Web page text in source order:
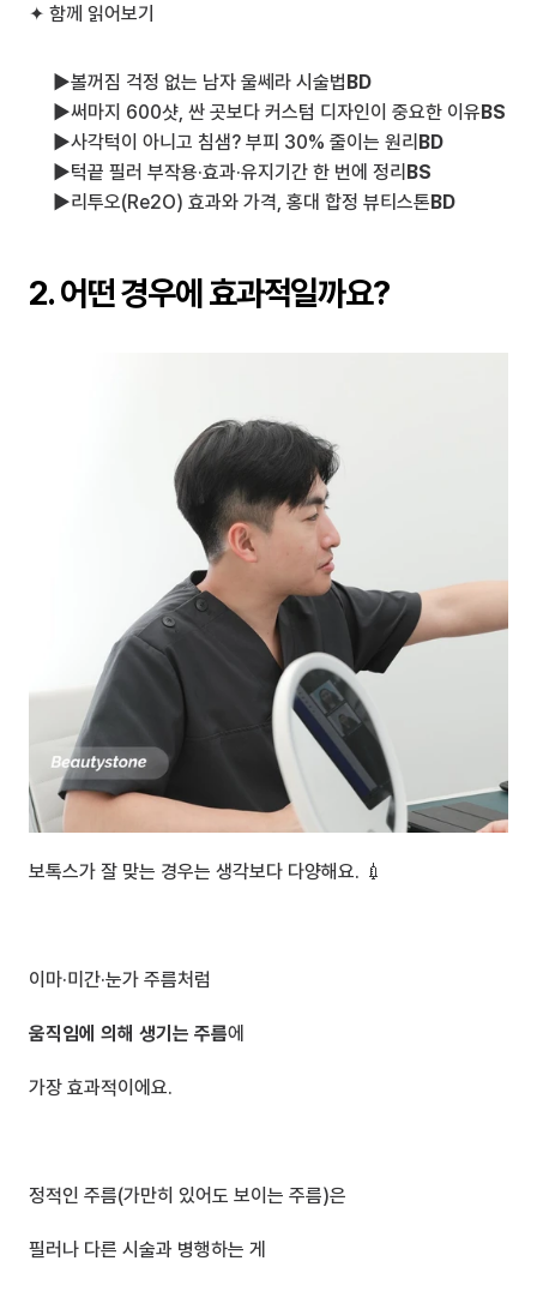
✦ 함께 읽어보기
▶볼꺼짐 걱정 없는 남자 울쎄라 시술법BD
▶써마지 600샷, 싼 곳보다 커스텀 디자인이 중요한 이유BS
▶사각턱이 아니고 침샘? 부피 30% 줄이는 원리 BD
▶턱끝 필러 부작용·효과·유지기간 한 번에 정리 BS
▶리투오(Re2O) 효과와 가격, 홍대 합정 뷰티스톤BD
2. 어떤 경우에 효과적일까요?
보톡스가 잘 맞는 경우는 생각보다 다양해요. 💉
이마·미간·눈가 주름처럼
움직임에 의해 생기는 주름에
가장 효과적이에요.
정적인 주름(가만히 있어도 보이는 주름)은
필러나 다른 시술과 병행하는 게